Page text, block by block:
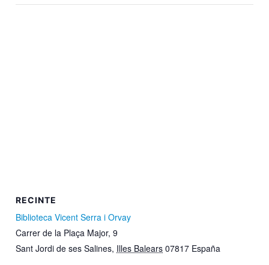
RECINTE
Biblioteca Vicent Serra i Orvay
Carrer de la Plaça Major, 9
Sant Jordi de ses Salines, Illes Balears 07817 España